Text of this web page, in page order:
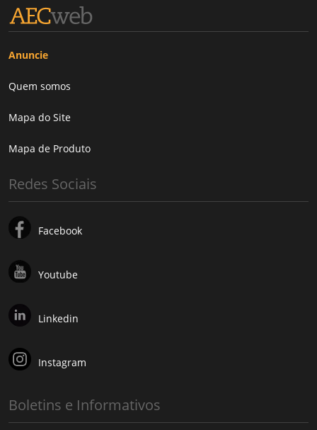
Anuncie
Quem somos
Mapa do Site
Mapa de Produto
Redes Sociais
Facebook
Youtube
Linkedin
Instagram
Boletins e Informativos